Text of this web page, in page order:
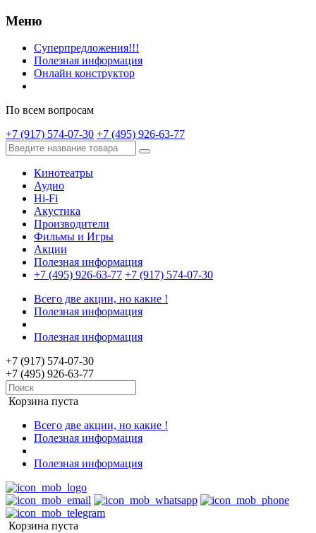
Меню
Суперпредложения!!!
Полезная информация
Онлайн конструктор
По всем вопросам
+7 (917) 574-07-30 +7 (495) 926-63-77
Кинотеатры
Аудио
Hi-Fi
Акустика
Производители
Фильмы и Игры
Акции
Полезная информация
+7 (495) 926-63-77 +7 (917) 574-07-30
Всего две акции, но какие !
Полезная информация
Полезная информация
+7 (917) 574-07-30
+7 (495) 926-63-77
Корзина пуста
Всего две акции, но какие !
Полезная информация
Полезная информация
Корзина пуста